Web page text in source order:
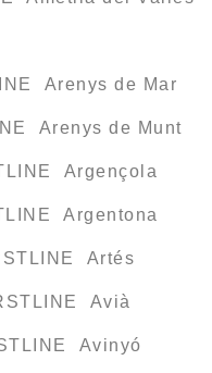
Arenys de Mar
Arenys de Munt
Argençola
Argentona
Artés
Avià
Avinyó